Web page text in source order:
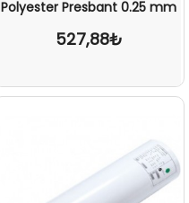
Polyester Presbant 0.25 mm
527,88₺